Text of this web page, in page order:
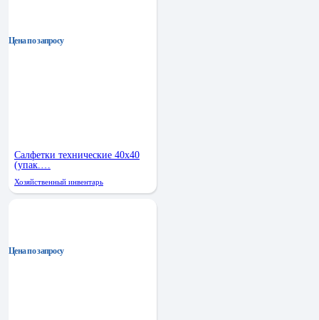
Салфетки технические 40х40
(упак.…
Хозяйственный инвентарь
Цена по запросу
Цена по запросу